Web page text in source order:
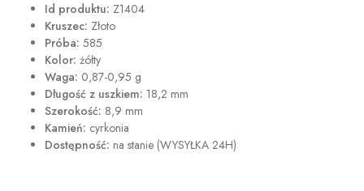
Id produktu: Z1404
Kruszec: Złoto
Próba: 585
Kolor: żółty
Waga: 0,87-0,95 g
Długość z uszkiem: 18,2 mm
Szerokość: 8,9 mm
Kamień: cyrkonia
Dostępność: na stanie (WYSYŁKA 24H)